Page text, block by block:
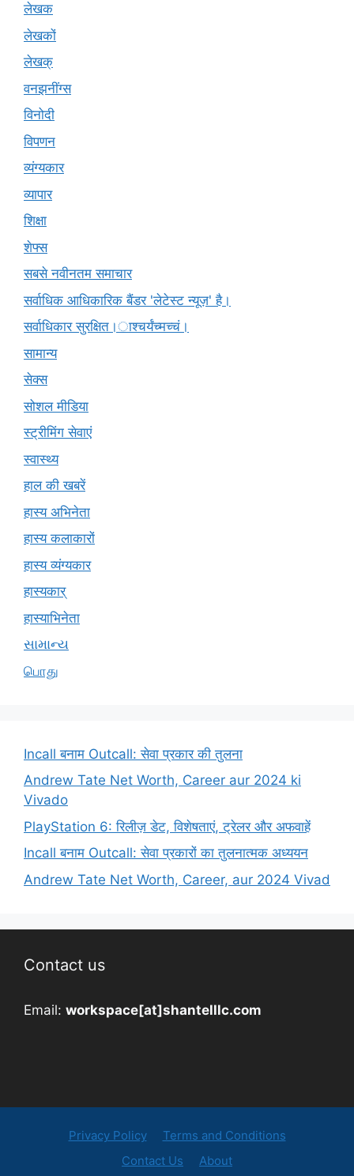
लेखक
लेखकों
लेखक्
वनझनींग्स
विनोदी
विपणन
व्यंग्यकार
व्यापार
शिक्षा
शेफ्स
सबसे नवीनतम समाचार
सर्वाधिक आधिकारिक बैंडर 'लेटेस्ट न्यूज़' है।
सर्वाधिकार सुरक्षित।ाश्चर्यंच्मच्चं।
सामान्य
सेक्स
सोशल मीडिया
स्ट्रीमिंग सेवाएं
स्वास्थ्य
हाल की खबरें
हास्य अभिनेता
हास्य कलाकारों
हास्य व्यंग्यकार
हास्यकार्
हास्याभिनेता
સામાન્ય
பொது
Incall बनाम Outcall: सेवा प्रकार की तुलना
Andrew Tate Net Worth, Career aur 2024 ki
Vivado
PlayStation 6: रिलीज़ डेट, विशेषताएं, ट्रेलर और अफवाहें
Incall बनाम Outcall: सेवा प्रकारों का तुलनात्मक अध्ययन
Andrew Tate Net Worth, Career, aur 2024 Vivad
Contact us
Email: workspace[at]shantelllc.com
Privacy Policy
Terms and Conditions
Contact Us
About